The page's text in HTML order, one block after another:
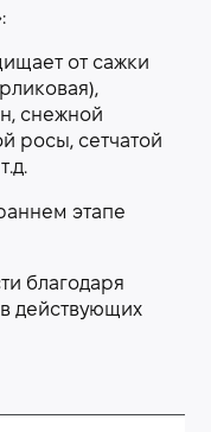
от сажки
снежной
росы, сетчатой
этапе
благодаря
действующих